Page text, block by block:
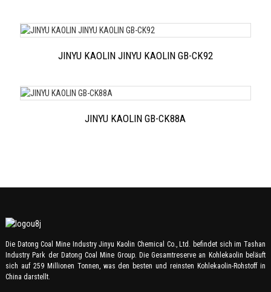
JINYU KAOLIN JINYU KAOLIN GB-CK92
JINYU KAOLIN GB-CK88A
Die Datong Coal Mine Industry Jinyu Kaolin Chemical Co., Ltd. befindet sich im Tashan
Industry Park der Datong Coal Mine Group. Die Gesamtreserve an Kohlekaolin beläuft
sich auf 259 Millionen Tonnen, was den besten und reinsten Kohlekaolin-Rohstoff in
China darstellt.